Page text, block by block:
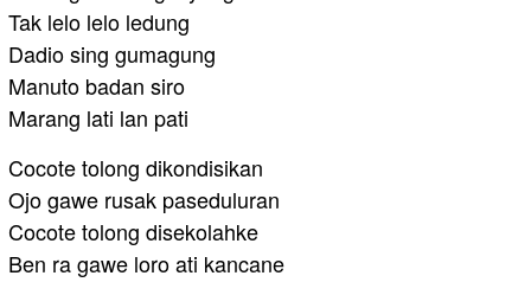
Tak lelo lelo ledung
Dadio sing gumagung
Manuto badan siro
Marang lati lan pati
Cocote tolong dikondisikan
Ojo gawe rusak paseduluran
Cocote tolong disekolahke
Ben ra gawe loro ati kancane